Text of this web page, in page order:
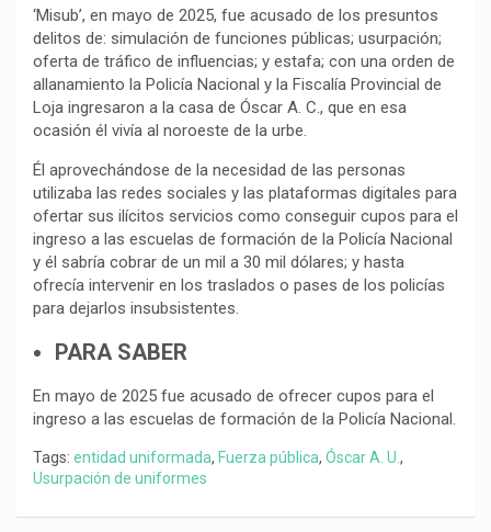
‘Misub’, en mayo de 2025, fue acusado de los presuntos
delitos de: simulación de funciones públicas; usurpación;
oferta de tráfico de influencias; y estafa; con una orden de
allanamiento la Policía Nacional y la Fiscalía Provincial de
Loja ingresaron a la casa de Óscar A. C., que en esa
ocasión él vivía al noroeste de la urbe.
Él aprovechándose de la necesidad de las personas
utilizaba las redes sociales y las plataformas digitales para
ofertar sus ilícitos servicios como conseguir cupos para el
ingreso a las escuelas de formación de la Policía Nacional
y él sabría cobrar de un mil a 30 mil dólares; y hasta
ofrecía intervenir en los traslados o pases de los policías
para dejarlos insubsistentes.
PARA SABER
En mayo de 2025 fue acusado de ofrecer cupos para el
ingreso a las escuelas de formación de la Policía Nacional.
Tags: entidad uniformada, Fuerza pública, Óscar A. U. ,
Usurpación de uniformes